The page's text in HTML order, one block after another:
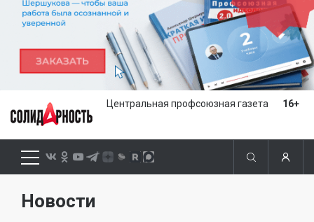
Центральная профсоюзная газета 16+
Новости